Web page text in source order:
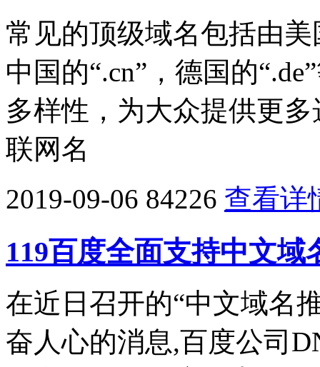
常见的顶级域名包括由美
中国的“.cn”，德国的
多样性，为大众提供更
联网名
2019-09-06 84226 查看详
119百度全面支持中文
在近日召开的“中文域名
奋人心的消息,百度公司